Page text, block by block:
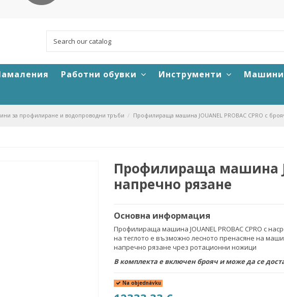
Работни обувки Инструменти Машини
за профилиране и водопроводни тръби Профилираща машина JOUANEL PROBAC CPRO с
Профилираща машина
напречно рязане
Основна информация
Профилираща машина JOUANEL PROBAC CPRO с
на теглото е възможно лесното пренасяне на
напречно рязане чрез ротационни ножици
В комплекта е включен брояч и може да се
Na objednávku